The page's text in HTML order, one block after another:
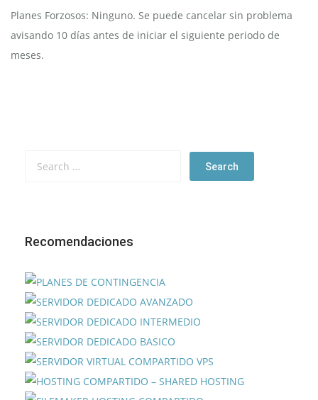
Planes Forzosos: Ninguno. Se puede cancelar sin problema
avisando 10 días antes de iniciar el siguiente periodo de
meses.
Recomendaciones